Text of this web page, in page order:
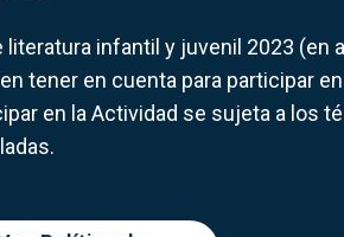
infantil y juvenil 2023 (en
tener en cuenta para participar
en la Actividad se sujeta a los